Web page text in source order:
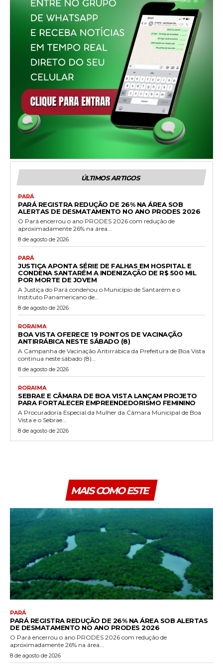
ÚLTIMOS ARTIGOS
PARÁ
PARÁ REGISTRA REDUÇÃO DE 26% NA ÁREA SOB
ALERTAS DE DESMATAMENTO NO ANO PRODES 2026
O Pará encerrou o ano PRODES 2026 com redução de
aproximadamente 26% na área...
8 de agosto de 2026
PARÁ
JUSTIÇA APONTA SÉRIE DE FALHAS EM HOSPITAL E
CONDENA SANTARÉM A INDENIZAÇÃO DE R$ 500 MIL
POR MORTE DE JOVEM
A Justiça do Pará condenou o Município de Santarém e o
Instituto Panamericano de...
8 de agosto de 2026
RORAIMA
BOA VISTA OFERECE 19 PONTOS DE VACINAÇÃO
ANTIRRÁBICA NESTE SÁBADO (8)
A Campanha de Vacinação Antirrábica da Prefeitura de Boa Vista
continua neste sábado (8)...
8 de agosto de 2026
RORAIMA
SEBRAE E CÂMARA DE BOA VISTA LANÇAM PROJETO
PARA FORTALECER EMPREENDEDORISMO FEMININO
A Procuradoria Especial da Mulher da Câmara Municipal de Boa
Vista e o Sebrae...
8 de agosto de 2026
MAIS COMO ESTE
PARÁ
PARÁ REGISTRA REDUÇÃO DE 26% NA ÁREA SOB ALERTAS
DE DESMATAMENTO NO ANO PRODES 2026
O Pará encerrou o ano PRODES 2026 com redução de
aproximadamente 26% na área...
8 de agosto de 2026